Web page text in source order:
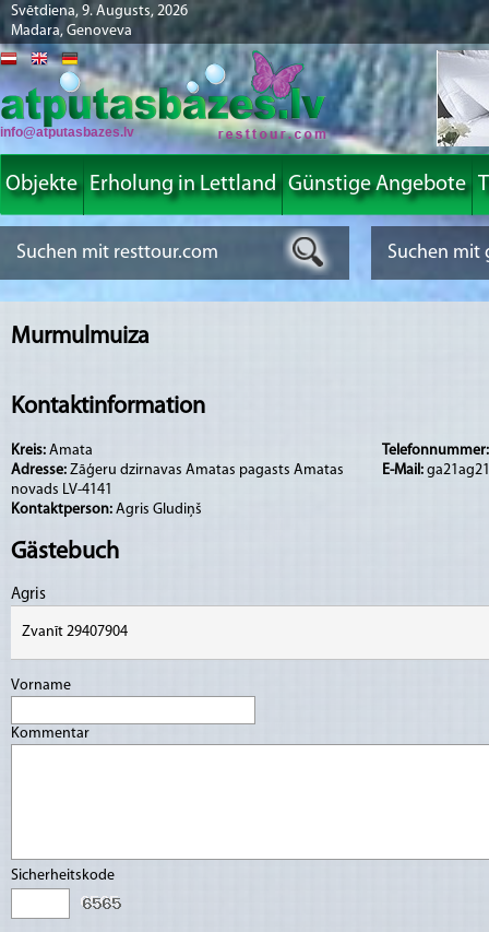
Svētdiena, 9. Augusts, 2026
Madara, Genoveva
info@atputasbazes.lv
Objekte Erholung in Lettland Günstige Angebote
Murmulmuiza
Kontaktinformation
Kreis: Amata
Adresse: Zāģeru dzirnavas Amatas pagasts Amatas
novads LV-4141
Kontaktperson: Agris Gludiņš
E-Mail:
Gästebuch
Agris
Zvanīt 29407904
Vorname
Kommentar
Sicherheitskode